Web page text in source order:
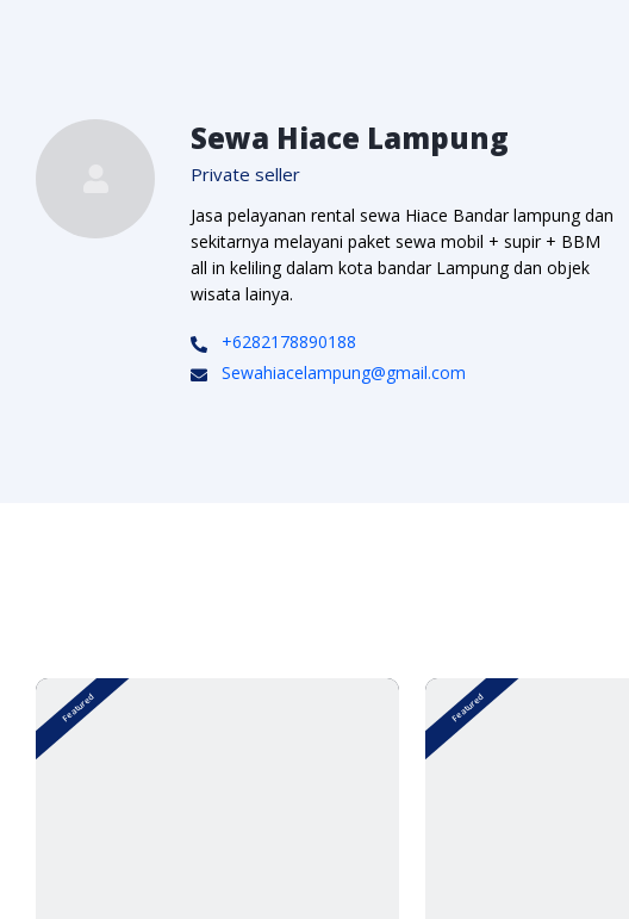
Sewa Hiace Lampung
Private seller
Jasa pelayanan rental sewa Hiace Bandar lampung dan
sekitarnya melayani paket sewa mobil + supir + BBM
all in keliling dalam kota bandar Lampung dan objek
wisata lainya.
+6282178890188
Sewahiacelampung@gmail.com
Featured Featured